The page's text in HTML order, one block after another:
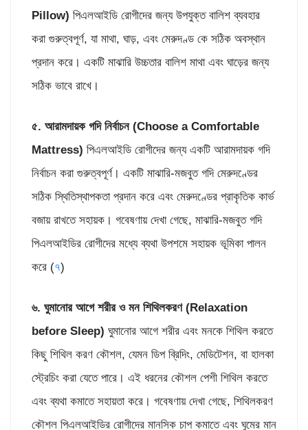
Pillow) পিএলআইডি রোগীদের জন্য উপযুক্ত বালিশ ব্যবহার
করা গুরুত্বপূর্ণ, যা মাথা, ঘাড়, এবং মেরুদণ্ড কে সঠিক অবস্থান
প্রদান করে। একটি মাঝারি উচ্চতার বালিশ মাথা এবং ঘাড়ের জন্য
সঠিক ভাবে রাখে।
৫. আরামদায়ক গদি নির্বাচন (Choose a Comfortable
Mattress) পিএলআইডি রোগীদের জন্য একটি আরামদায়ক গদি
নির্বাচন করা গুরুত্বপূর্ণ। একটি মাঝারি-মজবুত গদি মেরুদণ্ডের
সঠিক স্থিতিস্থাপকতা প্রদান করে এবং মেরুদণ্ডের প্রাকৃতিক কার্ভ
বজায় রাখতে সহায়ক। গবেষণায় দেখা গেছে, মাঝারি-মজবুত গদি
পিএলআইডির রোগীদের মধ্যে ব্যথা উপশমে সহায়ক ভূমিকা পালন
করে (৭)
৬. ঘুমানোর আগে শরীর ও মন শিথিলকরণ (Relaxation
before Sleep) ঘুমানোর আগে শরীর এবং মনকে শিথিল করতে
কিছু শিথিল করণ কৌশল, যেমন ডিপ ব্রিদিং, মেডিটেশন, বা হালকা
স্ট্রেচিং করা যেতে পারে। এই ধরনের কৌশল পেশী শিথিল করতে
এবং ব্যথা কমাতে সহায়তা করে। গবেষণায় দেখা গেছে, শিথিলকরণ
কৌশল পিএলআইডির রোগীদের মানসিক চাপ কমাতে এবং ঘুমের মান